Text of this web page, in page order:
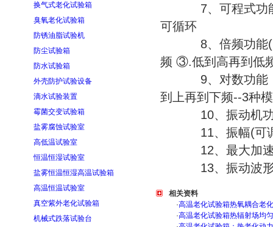
换气式老化试验箱
臭氧老化试验箱
防锈油脂试验机
防尘试验箱
防水试验箱
外壳防护试验设备
滴水试验装置
霉菌交变试验箱
盐雾腐蚀试验室
高低温试验室
恒温恒湿试验室
盐雾恒温恒湿高温试验箱
高温恒温试验室
真空紫外老化试验箱
机械式跌落试验台
7、可程式功能（
可循环
8、倍频功能(1
频 ③.低到高再到
9、对数功能（1
到上再到下频--3种
10、振动机功
11、振幅(可调
12、最大加
13、振动波形
相关资料
·高温老化试验箱热氧耦合老
·高温老化试验箱热辐射场均